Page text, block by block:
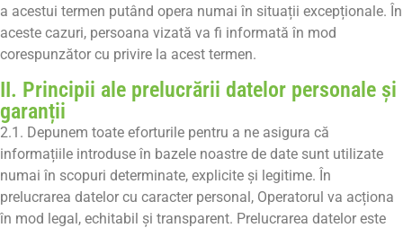
a acestui termen putând opera numai în situații excepționale. În
aceste cazuri, persoana vizată va fi informată în mod
corespunzător cu privire la acest termen.
II. Principii ale prelucrării datelor personale și
garanții
2.1. Depunem toate eforturile pentru a ne asigura că
informațiile introduse în bazele noastre de date sunt utilizate
numai în scopuri determinate, explicite și legitime. În
prelucrarea datelor cu caracter personal, Operatorul va acționa
în mod legal, echitabil și transparent. Prelucrarea datelor este